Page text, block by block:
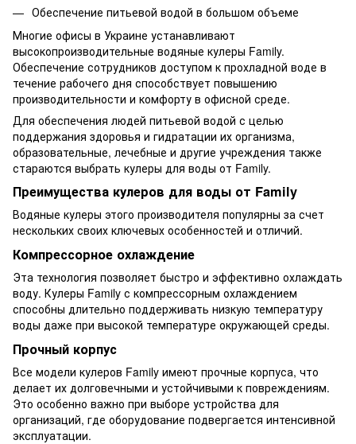
Обеспечение питьевой водой в большом объеме
Многие офисы в Украине устанавливают
высокопроизводительные водяные кулеры Family.
Обеспечение сотрудников доступом к прохладной воде в
течение рабочего дня способствует повышению
производительности и комфорту в офисной среде.
Для обеспечения людей питьевой водой с целью
поддержания здоровья и гидратации их организма,
образовательные, лечебные и другие учреждения также
стараются выбрать кулеры для воды от Family.
Преимущества кулеров для воды от Family
Водяные кулеры этого производителя популярны за счет
нескольких своих ключевых особенностей и отличий.
Компрессорное охлаждение
Эта технология позволяет быстро и эффективно охлаждать
воду. Кулеры Family с компрессорным охлаждением
способны длительно поддерживать низкую температуру
воды даже при высокой температуре окружающей среды.
Прочный корпус
Все модели кулеров Family имеют прочные корпуса, что
делает их долговечными и устойчивыми к повреждениям.
Это особенно важно при выборе устройства для
организаций, где оборудование подвергается интенсивной
эксплуатации.